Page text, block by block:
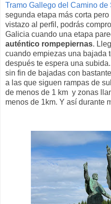
Tramo Gallego del Camino de
segunda etapa más corta
vistazo al perfil, podrás
Galicia cuando una etapa
auténtico rompepiernas.
cuando empiezas una bajada
después te espera una
sin fin de bajadas con
a las que siguen rampas de
de menos de 1 km y zonas
menos de 1km. Y así durante